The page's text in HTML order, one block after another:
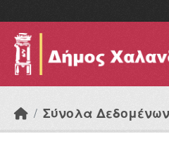
Σύνολα Δεδομένων